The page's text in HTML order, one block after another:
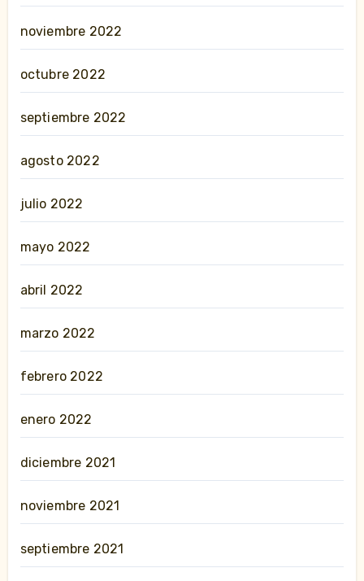
noviembre 2022
octubre 2022
septiembre 2022
agosto 2022
julio 2022
mayo 2022
abril 2022
marzo 2022
febrero 2022
enero 2022
diciembre 2021
noviembre 2021
septiembre 2021